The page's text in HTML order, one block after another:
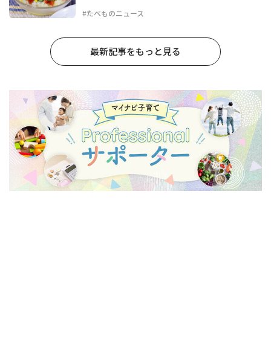
#たべものニュース
最新記事をもっと見る